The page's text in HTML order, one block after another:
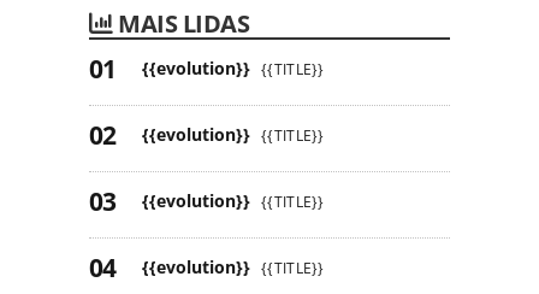
MAIS LIDAS
{{evolution}} {{TITLE}}
{{evolution}} {{TITLE}}
{{evolution}} {{TITLE}}
{{evolution}} {{TITLE}}